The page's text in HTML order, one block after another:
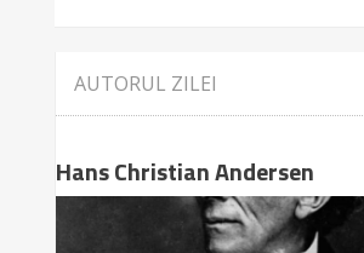
AUTORUL ZILEI
Hans Christian Andersen